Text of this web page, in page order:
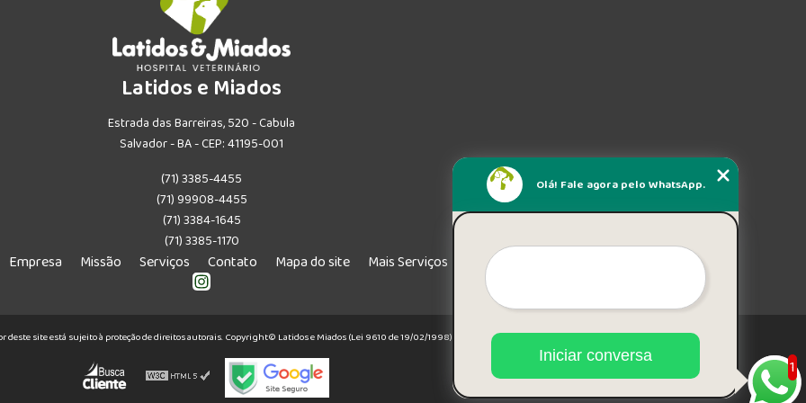
Latidos e Miados
Estrada das Barreiras, 520 - Cabula
Salvador - BA - CEP: 41195-001
(71) 3385-4455
(71) 99908-4455
(71) 3384-1645
(71) 3385-1170
Empresa Missão Serviços Contato Mapa do site Mais Serviços
deste site está sujeito à proteção de direitos autorais. Copyright© Latidos e Miados (Lei 9610 de 19/02/1998)
1
Olá! Fale agora pelo WhatsApp.
Iniciar conversa